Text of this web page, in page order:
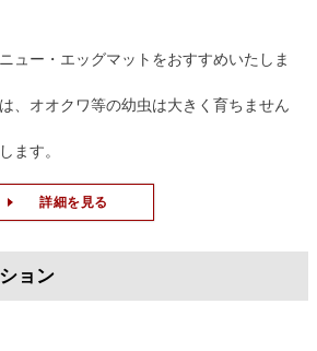
ュー・エッグマットをおすすめいたしま
、オオクワ等の幼虫は大きく育ちません
ます。
詳細を見る
ョン